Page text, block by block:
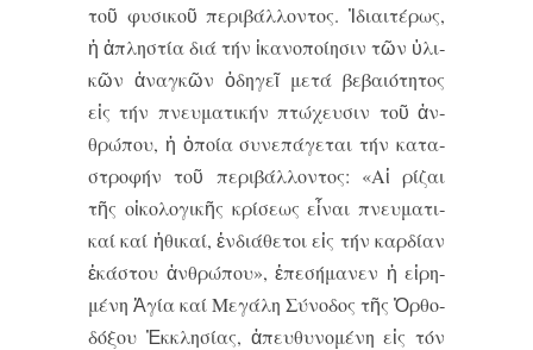
τοῦ φυ­σι­κοῦ πε­ρι­βάλ­λον­τος. Ἰ­δι­αι­τέ­ρως,
ἡ ἀ­πλη­στί­α δι­ά τήν ἱ­κα­νο­ποί­η­σιν τῶν ὑ­λι­
κῶν ἀ­ναγ­κῶν ὁ­δη­γεῖ με­τά βε­βαι­ό­τη­τος
εἰς τήν πνευ­μα­τι­κήν πτώ­χευ­σιν τοῦ ἀν­
θρώ­που, ἡ ὁ­ποί­α συ­νε­πά­γε­ται τήν κα­τα­
στρο­φήν τοῦ πε­ρι­βάλλον­τος: «Αἱ ρι­́­ζαι
τῆς οἰ­κο­λο­γι­κῆς κρι­́­σε­ως εἶ­ναι πνευ­μα­τι­
καί καί ἠ­θι­καί, ἐν­δι­α­́­θε­τοι εἰς τήν καρ­δι­́­αν
ἑ­κα­́­στου ἀνθρω­́­που», ἐ­πε­σή­μα­νεν ἡ εἰ­ρη­
μέ­νη Ἁ­γί­α καί Με­γά­λη Σύ­νο­δος τῆς Ὀρ­θο­
δό­ξου Ἐκ­κλη­σί­ας, ἀ­πευ­θυ­νο­μέ­νη εἰς τόν